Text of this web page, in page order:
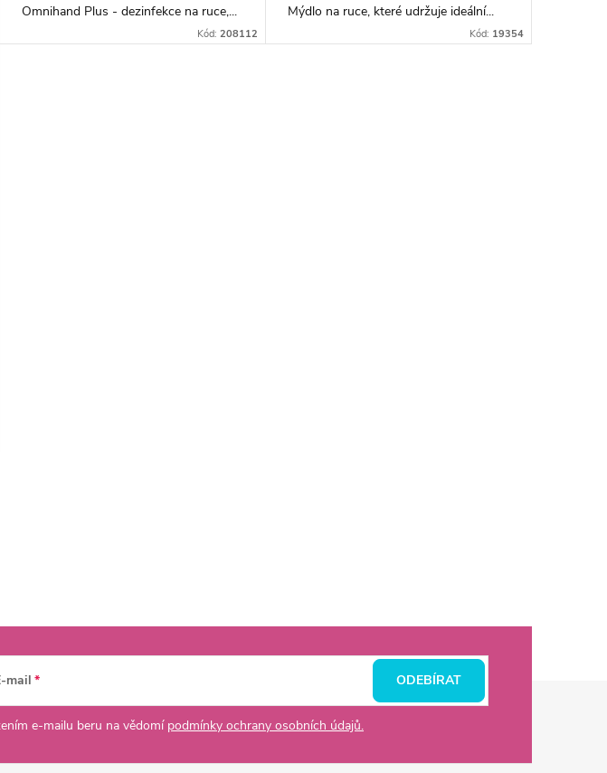
Omnihand Plus - dezinfekce na ruce,...
Kód: 208112
Mýdlo na ruce, které udržuje ideální...
Kód: 19354
mail
e-mailu beru na vědomí podmínky ochrany osobních údajů.
ODEBÍRAT